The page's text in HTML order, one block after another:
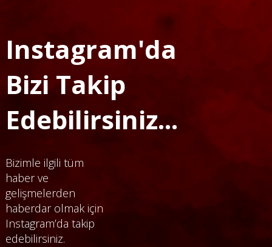
Instagram'da
Bizi Takip
Edebilirsiniz...
Bizimle ilgili tüm
haber ve
gelişmelerden
haberdar olmak için
Instagram’da takip
edebilirsiniz.